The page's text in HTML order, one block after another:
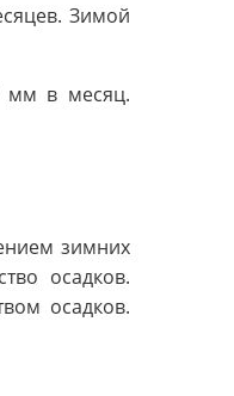
Зимой
мм в месяц.
зимних
осадков.
осадков.